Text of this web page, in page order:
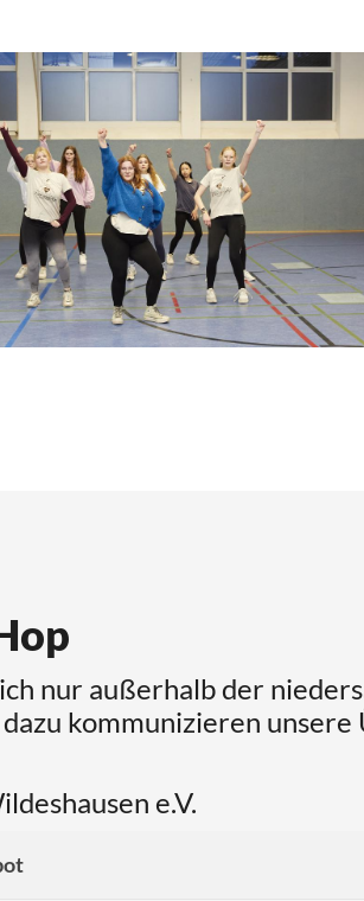
nur außerhalb der
kommunizieren
e.V.